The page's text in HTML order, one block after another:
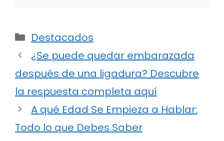
Categorías
Destacados
¿Se puede quedar embarazada
después de una ligadura? Descubre
la respuesta completa aquí
A qué Edad Se Empieza a Hablar:
Todo lo que Debes Saber